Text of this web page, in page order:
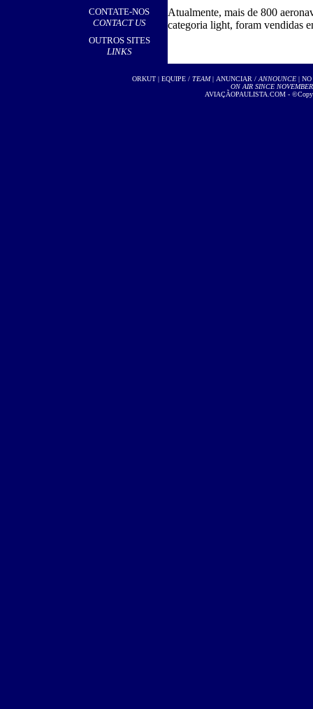
CONTATE-NOS
CONTACT US
OUTROS SITES
LINKS
Atualmente, mais de 800
categoria light, foram vendidas
ORKUT| EQUIPE / TEAM| ANUNCIAR / ANNOUNCE| NO
ON AIR SINCE
AVIAÇÃOPAULISTA.COM -